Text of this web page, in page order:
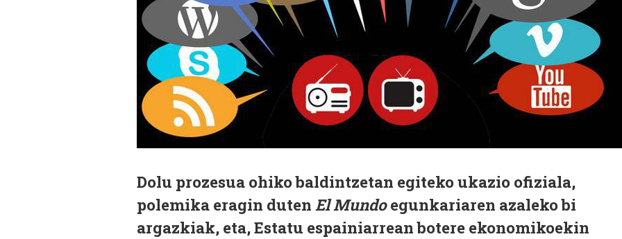
Dolu prozesua ohiko baldintzetan egiteko ukazio ofiziala,
polemika eragin duten El Mundoegunkariaren azaleko bi
argazkiak, eta, Estatu espainiarrean botere ekonomikoekin